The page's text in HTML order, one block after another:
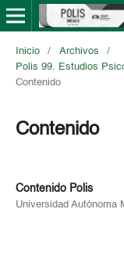
Inicio / Archivos
/
Polis 99. Estudios
Contenido
Contenido
Contenido Polis
Universidad Autónoma